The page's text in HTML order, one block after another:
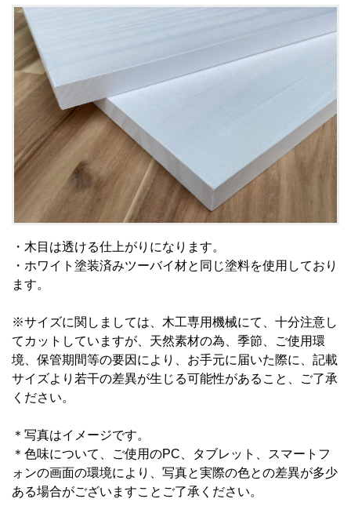
・木目は透ける仕上がりになります。
・ホワイト塗装済みツーバイ材と同じ塗料を使用しており
ます。
※サイズに関しましては、木工専用機械にて、十分注意し
てカットしていますが、天然素材の為、季節、ご使用環
境、保管期間等の要因により、お手元に届いた際に、記載
サイズより若干の差異が生じる可能性があること、ご了承
ください。
＊写真はイメージです。
＊ 色味について、ご使用のPC、タブレット、スマートフ
ォンの画面の環境により、写真と実際の色との差異が多少
ある場合がございますことご了承ください。